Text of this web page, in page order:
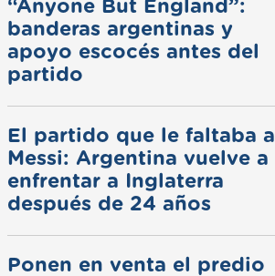
“Anyone But England”:
banderas argentinas y
apoyo escocés antes del
partido
El partido que le faltaba a
Messi: Argentina vuelve a
enfrentar a Inglaterra
después de 24 años
Ponen en venta el predio